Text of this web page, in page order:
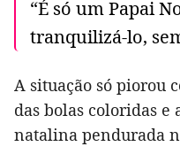
“É só um Papai
tranquilizá-lo,
A situação só piorou
das bolas coloridas e
natalina pendurada